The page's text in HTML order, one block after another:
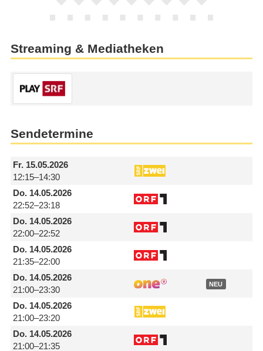
Streaming & Mediatheken
Sendetermine
Fr.15.05.2026
12:15–14:30
Do.14.05.2026
22:52–23:18
Do.14.05.2026
22:00–22:52
Do.14.05.2026
21:35–22:00
Do.14.05.2026
21:00–23:30
NEU
Do.14.05.2026
21:00–23:20
Do.14.05.2026
21:00–21:35